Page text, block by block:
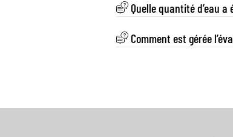
Quelle quantité d’eau
Comment est gérée